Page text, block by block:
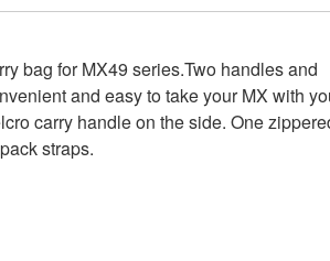
bag for MX49 series.Two handles and
and easy to take your MX with
carry handle on the side. One
straps.